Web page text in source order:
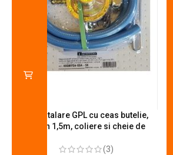
Kit instalare GPL cu ceas butelie,
furtun 1,5m, coliere si cheie de
(3)